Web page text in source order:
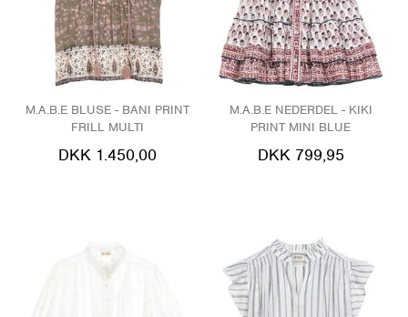
M.A.B.E BLUSE - BANI PRINT
FRILL MULTI
DKK 1.450,00
M.A.B.E NEDERDEL - KIKI
PRINT MINI BLUE
DKK 799,95